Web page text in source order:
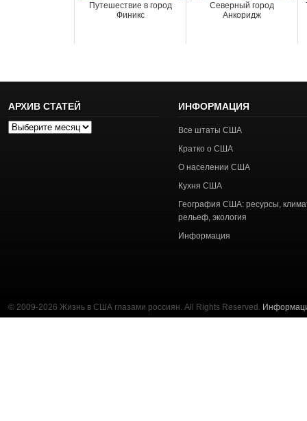
Путешествие в город
Финикс
Северный город
Анкоридж
АРХИВ СТАТЕЙ
Архив
ИНФОРМАЦИЯ
Все штаты США
Кратко о США
О населении США
Кухня США
География США: ресурсы,
рельеф, экология
Информация
© 2009-2026 Жизнь в США глазами россиян. All Rights Reserved.